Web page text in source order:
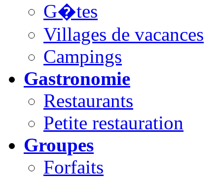
G�tes
Villages de vacances
Campings
Gastronomie
Restaurants
Petite restauration
Groupes
Forfaits